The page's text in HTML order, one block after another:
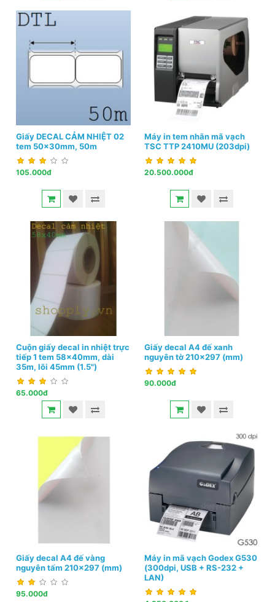
Giấy DECAL CẢM NHIỆT 02
tem 50x30mm, 50m
105.000đ
Máy in tem nhãn mã vạch
TSC TTP 2410MU (203dpi)
20.500.000đ
Cuộn giấy decal in nhiệt trực
tiếp 1 tem 58x40mm, dài
35m, lõi 45mm (1.5")
65.000đ
Giấy decal A4 đế xanh
nguyên tờ 210x297 (mm)
90.000đ
Giấy decal A4 đế vàng
nguyên tấm 210x297 (mm)
95.000đ
Máy in mã vạch Godex G530
(300dpi, USB + RS-232 +
LAN)